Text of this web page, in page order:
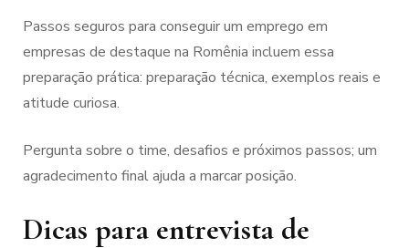
Passos seguros para conseguir um emprego em
empresas de destaque na Romênia incluem essa
preparação prática: preparação técnica, exemplos reais e
atitude curiosa.
Pergunta sobre o time, desafios e próximos passos; um
agradecimento final ajuda a marcar posição.
Dicas para entrevista de